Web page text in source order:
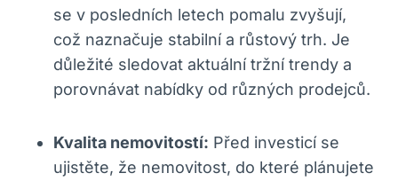
se v⁣ posledních‌ letech pomalu⁤ zvyšují,
což naznačuje stabilní a růstový ⁣trh. Je
důležité sledovat aktuální tržní trendy a‍
porovnávat nabídky od různých prodejců.
Kvalita nemovitostí: Před investicí se
ujistěte, že ⁣nemovitost, do které plánujete